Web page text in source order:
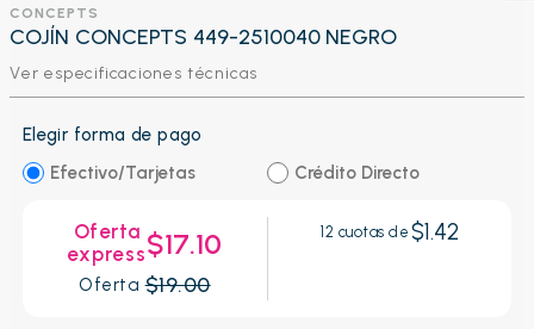
CONCEPTS
COJÍN CONCEPTS 449-2510040 NEGRO
Ver especificaciones técnicas
Elegir forma de pago
Efectivo/Tarjetas
Crédito Directo
Oferta
express$17.10
Oferta$19.00
12 cuotas de $1.42